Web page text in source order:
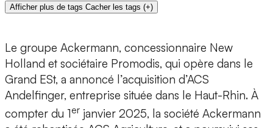
Afficher plus de tags Cacher les tags (+)
Le groupe Ackermann, concessionnaire New
Holland et sociétaire Promodis, qui opère dans le
Grand ESt, a annoncé l’acquisition d’ACS
Andelfinger, entreprise située dans le Haut-Rhin. À
compter du 1er janvier 2025, la société Ackermann